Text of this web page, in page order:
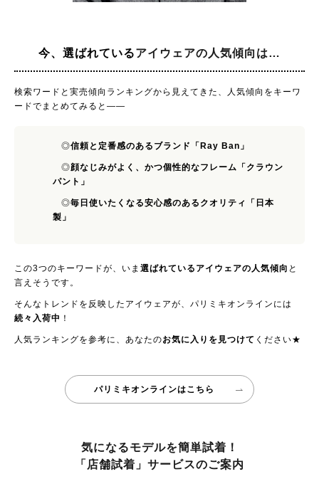
今、選ばれているアイウェアの人気傾向は…
検索ワードと実売傾向ランキングから見えてきた、人気傾向をキーワ
ードでまとめてみると——
◎信頼と定番感のあるブランド「Ray Ban」
◎顔なじみがよく、かつ個性的なフレーム「クラウン
パント」
◎毎日使いたくなる安心感のあるクオリティ「日本
製」
この3つのキーワードが、いま 選ばれているアイウェアの人気傾向 と
言えそうです。
そんなトレンドを反映したアイウェアが、パリミキオンラインには
続々入荷中 ！
人気ランキングを参考に、あなたのお気に入りを見つけて ください★
パリミキオンラインはこちら
気になるモデルを簡単試着！
「店舗試着」サービスのご案内